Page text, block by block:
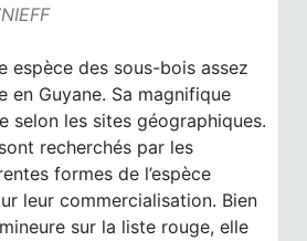
espèce des sous-bois assez
Guyane. Sa magnifique
selon les sites géographiques.
recherchés par les
formes de l’espèce
leur commercialisation. Bien
sur la liste rouge, elle